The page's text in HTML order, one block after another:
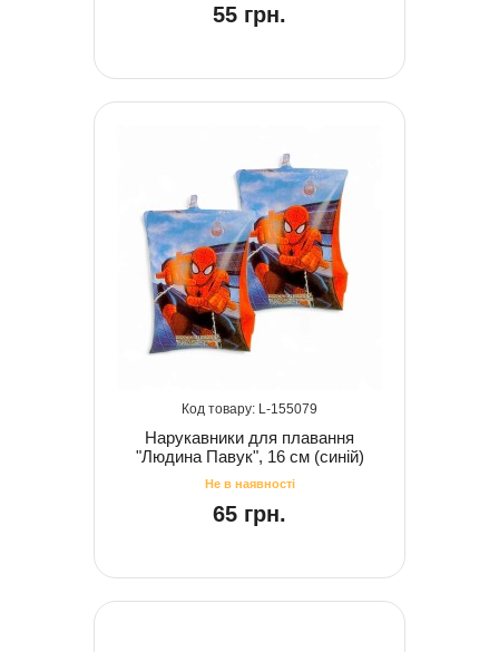
55 грн.
155079
Нарукавники для плавання
"Людина Павук", 16 см (синій)
65 грн.